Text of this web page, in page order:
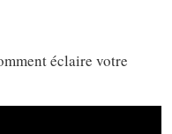
éclaire votre